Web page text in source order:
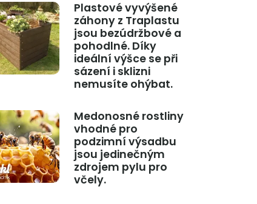
Plastové vyvýšené
záhony z Traplastu
jsou bezúdržbové a
pohodlné. Díky
ideální výšce se při
sázení i sklizni
nemusíte ohýbat.
Medonosné rostliny
vhodné pro
podzimní výsadbu
jsou jedinečným
zdrojem pylu pro
včely.